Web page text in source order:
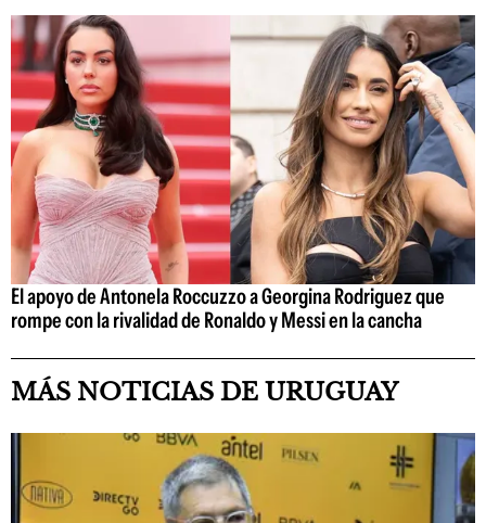
El apoyo de Antonela Roccuzzo a Georgina Rodriguez que
rompe con la rivalidad de Ronaldo y Messi en la cancha
MÁS NOTICIAS DE URUGUAY